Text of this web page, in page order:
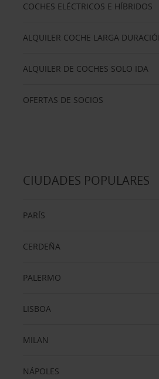
COCHES ELÉCTRICOS E HÍBRIDOS
ALQUILER COCHE LARGA
ALQUILER DE COCHES SOLO IDA
OFERTAS DE SOCIOS
CIUDADES POPULARES
PARÍS
CERDEÑA
PALERMO
LISBOA
MILAN
NÁPOLES